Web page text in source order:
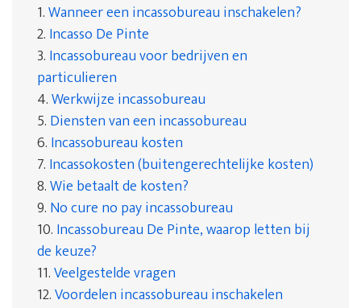
1.Wanneer een incassobureau inschakelen?
2. Incasso De Pinte
3. Incassobureau voor bedrijven en
particulieren
4.Werkwijze incassobureau
5. Diensten van een incassobureau
6. Incassobureau kosten
7. Incassokosten (buitengerechtelijke kosten)
8.Wie betaalt de kosten?
9. No cure no pay incassobureau
10. Incassobureau De Pinte, waarop letten bij
de keuze?
11.Veelgestelde vragen
12.Voordelen incassobureau inschakelen